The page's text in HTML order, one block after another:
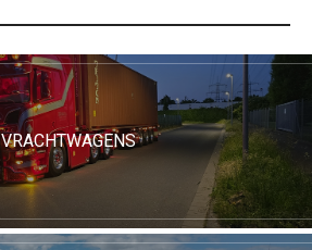
VRACHTWAGENS